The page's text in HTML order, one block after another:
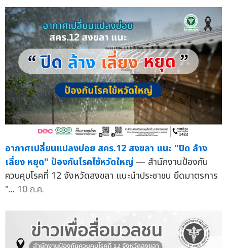
อากาศเปลี่ยนแปลงบ่อย สคร.12 สงขลา แนะ "ปิด ล้าง
เลี่ยง หยุด" ป้องกันโรคไข้หวัดใหญ่ — สำนักงานป้องกัน
ควบคุมโรคที่ 12 จังหวัดสงขลา แนะนำประชาชน ยึดมาตรการ
"... 10 ก.ค.